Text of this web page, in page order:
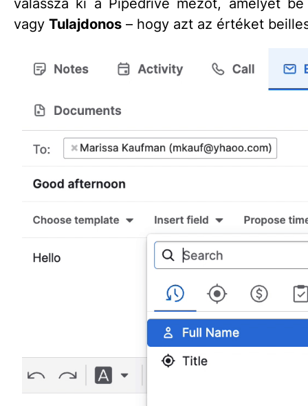
válassza ki a Pipedrive mezőt, amelyet
vagy Tulajdonos – hogy azt az értéket